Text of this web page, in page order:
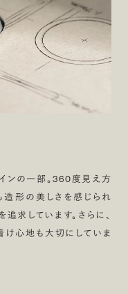
ンの一部。360度見え方
造形の美しさを感じられ
求しています。さらに、
心地も大切にしていま